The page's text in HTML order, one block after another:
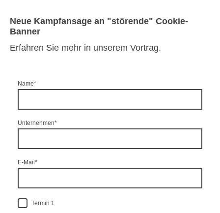
Neue Kampfansage an "störende" Cookie-
Banner
Erfahren Sie mehr in unserem Vortrag.
Name*
Unternehmen*
E-Mail *
Termin 1